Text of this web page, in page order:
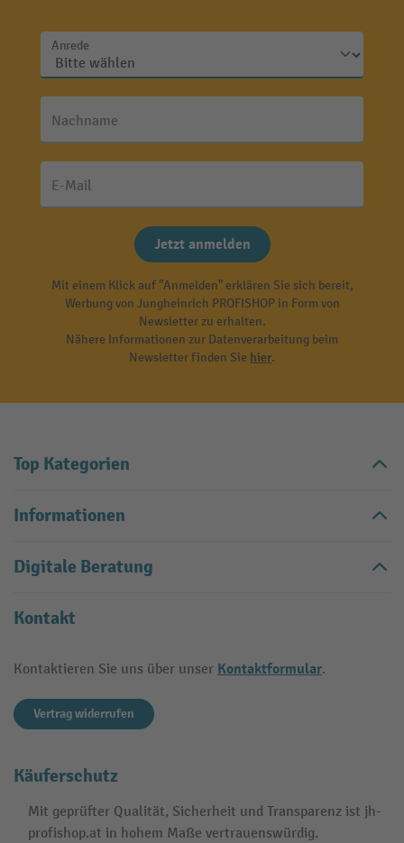
Anrede
Nachname
E-Mail
Jetzt anmelden
Mit einem Klick auf "Anmelden" erklären Sie sich bereit,
Werbung von Jungheinrich PROFISHOP in Form von
Newsletter zu erhalten.
Nähere Informationen zur Datenverarbeitung beim
Newsletter finden Sie hier.
Top Kategorien
Informationen
Digitale Beratung
Kontakt
Kontaktieren Sie uns über unser Kontaktformular.
Vertrag widerrufen
Käuferschutz
Mit geprüfter Qualität, Sicherheit und Transparenz ist jh-
profishop.at in hohem Maße vertrauenswürdig.